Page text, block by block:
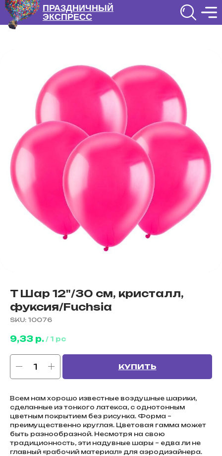
ПРАЗДНИЧНЫЙ
ЭКСПРЕСС
T Шар 12"/30 см, кристалл,
фуксия/Fuchsia
SKU: 10076
9,33 р. / 1 pc
КУПИТЬ
Всем нам хорошо известные воздушные шарики,
сделанные из тонкого латекса, с однотонным
цветным покрытием без рисунка. Форма –
преимущественно круглая. Цветовая гамма может
быть разнообразной. Несмотря на свою
традиционность, эти надувные шары – едва ли не
главный «рабочий материал» для аэродизайнера.